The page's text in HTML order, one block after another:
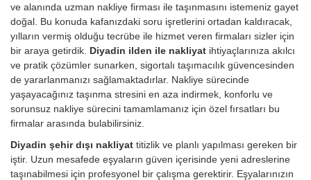
ve alanında uzman nakliye firması ile taşınmasını istemeniz gayet
doğal. Bu konuda kafanızdaki soru işretlerini ortadan kaldıracak,
yılların vermiş olduğu tecrübe ile hizmet veren firmaları sizler için
bir araya getirdik. Diyadin ilden ile nakliyat ihtiyaçlarınıza akılcı
ve pratik çözümler sunarken, sigortalı taşımacılık güvencesinden
de yararlanmanızı sağlamaktadırlar. Nakliye sürecinde
yaşayacağınız taşınma stresini en aza indirmek, konforlu ve
sorunsuz nakliye sürecini tamamlamanız için özel fırsatları bu
firmalar arasında bulabilirsiniz.
Diyadin şehir dışı nakliyat titizlik ve planlı yapılması gereken bir
iştir. Uzun mesafede eşyaların güven içerisinde yeni adreslerine
taşınabilmesi için profesyonel bir çalışma gerektirir. Eşyalarınızın